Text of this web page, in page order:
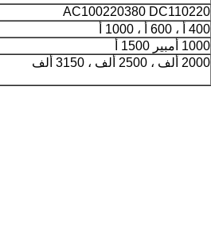
AC100220380 DC110220
400 أ ، 600 أ ، 1000 أ
1000 أمبير 1500 أ
2000 ألف ، 2500 ألف ، 3150 ألف